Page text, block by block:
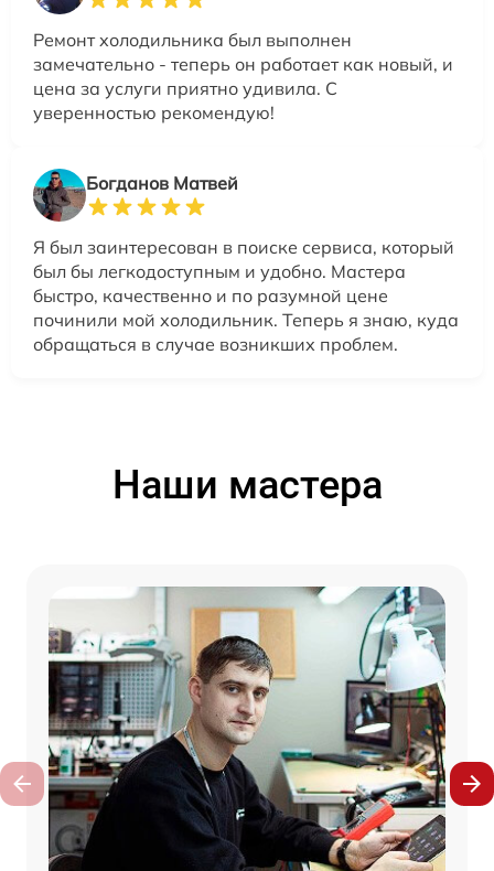
Ремонт холодильника был выполнен
замечательно - теперь он работает как новый, и
цена за услуги приятно удивила. С
уверенностью рекомендую!
Богданов Матвей
Я был заинтересован в поиске сервиса, который
был бы легкодоступным и удобно. Мастера
быстро, качественно и по разумной цене
починили мой холодильник. Теперь я знаю, куда
обращаться в случае возникших проблем.
Наши мастера